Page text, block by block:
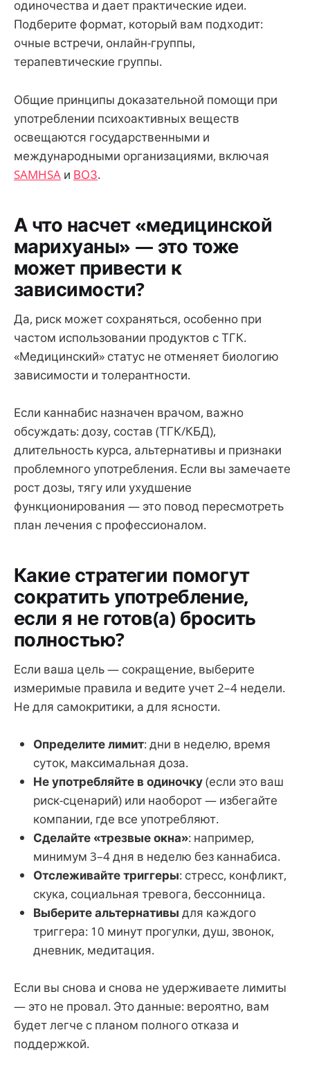
одиночества и дает практические идеи.
Подберите формат, который вам подходит:
очные встречи, онлайн-группы,
терапевтические группы.
Общие принципы доказательной помощи при
употреблении психоактивных веществ
освещаются государственными и
международными организациями, включая
SAMHSA и ВОЗ.
А что насчет «медицинской
марихуаны» — это тоже
может привести к
зависимости?
Да, риск может сохраняться, особенно при
частом использовании продуктов с ТГК.
«Медицинский» статус не отменяет биологию
зависимости и толерантности.
Если каннабис назначен врачом, важно
обсуждать: дозу, состав (ТГК/КБД),
длительность курса, альтернативы и признаки
проблемного употребления. Если вы замечаете
рост дозы, тягу или ухудшение
функционирования — это повод пересмотреть
план лечения с профессионалом.
Какие стратегии помогут
сократить употребление,
если я не готов(а) бросить
полностью?
Если ваша цель — сокращение, выберите
измеримые правила и ведите учет 2–4 недели.
Не для самокритики, а для ясности.
Определите лимит: дни в неделю, время
суток, максимальная доза.
Не употребляйте в одиночку(если это ваш
риск-сценарий) или наоборот — избегайте
компании, где все употребляют.
Сделайте «трезвые окна»: например,
минимум 3–4 дня в неделю без каннабиса.
Отслеживайте триггеры: стресс, конфликт,
скука, социальная тревога, бессонница.
Выберите альтернативы для каждого
триггера: 10 минут прогулки, душ, звонок,
дневник, медитация.
Если вы снова и снова не удерживаете лимиты
— это не провал. Это данные: вероятно, вам
будет легче с планом полного отказа и
поддержкой.